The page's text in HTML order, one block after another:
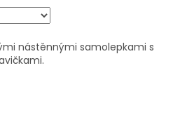
nástěnnými samolepkami s